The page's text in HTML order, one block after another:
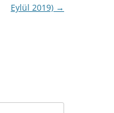
Eylül 2019) →